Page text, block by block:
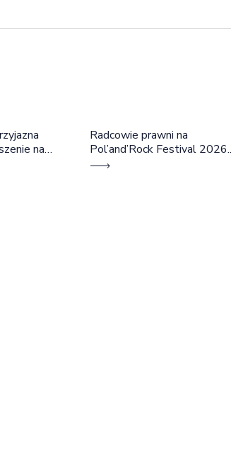
na
Radcowie prawni na
Pol’and’Rock Festival 2026.
Cztery dni rozmów, edukacji i